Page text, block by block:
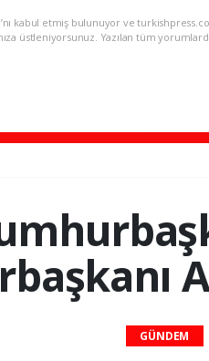
kabul etmiş bulunuyor ve
üstleniyorsunuz. Yazılan tüm
GÜNDEM